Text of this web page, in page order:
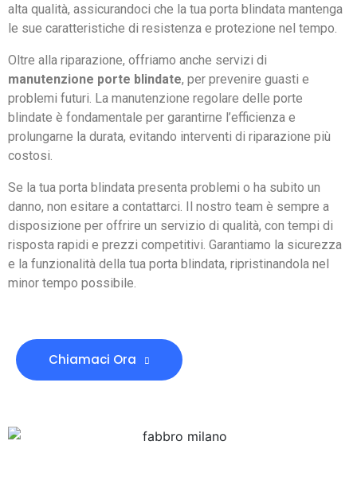
alta qualità, assicurandoci che la tua porta blindata mantenga
le sue caratteristiche di resistenza e protezione nel tempo.
Oltre alla riparazione, offriamo anche servizi di
manutenzione porte blindate, per prevenire guasti e
problemi futuri. La manutenzione regolare delle porte
blindate è fondamentale per garantirne l’efficienza e
prolungarne la durata, evitando interventi di riparazione più
costosi.
Se la tua porta blindata presenta problemi o ha subito un
danno, non esitare a contattarci. Il nostro team è sempre a
disposizione per offrire un servizio di qualità, con tempi di
risposta rapidi e prezzi competitivi. Garantiamo la sicurezza
e la funzionalità della tua porta blindata, ripristinandola nel
minor tempo possibile.
Chiamaci Ora